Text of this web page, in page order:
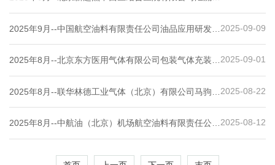
2025-09-09
2025年9月--中国航空油料有限责任公司油品应用研发中
2025-09-01
2025年8月--北京东方医用气体有限公司包装气体充装、
2025-08-22
2025年8月--联华林德工业气体（北京）有限公司马驹桥
2025-08-12
2025年8月--中航油（北京）机场航空油料有限责任公司